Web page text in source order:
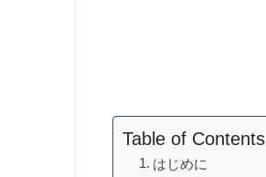
Table of Contents
はじめに